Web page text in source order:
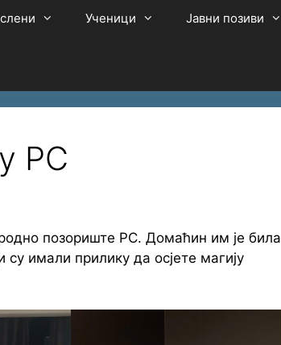
Ученици Јавни позиви
РС
позориште РС. Домаћин им је била
имали прилику да осјете магију